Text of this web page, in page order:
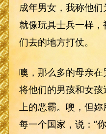
成年男女，我称他
就像玩具士兵一样
们去的地方打仗。
噢，那么多的母亲
将他们的男孩和女
上的恶霸。噢，但
每一个国家，说：“